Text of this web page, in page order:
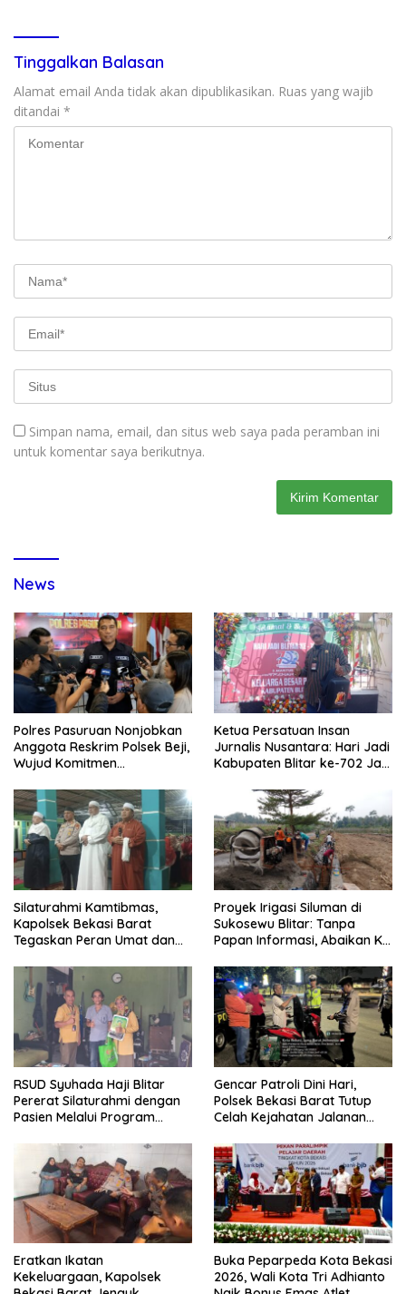
Tinggalkan Balasan
Alamat email Anda tidak akan dipublikasikan. Ruas yang wajib
ditandai *
Simpan nama, email, dan situs web saya pada peramban ini
untuk komentar saya berikutnya.
News
Polres Pasuruan Nonjobkan
Anggota Reskrim Polsek Beji,
Wujud Komitmen
Dugaan Penganiayaan
Ketua Persatuan Insan
Jurnalis Nusantara: Hari Jadi
Kabupaten Blitar ke-702 Jadi
Pembangunan
Silaturahmi Kamtibmas,
Kapolsek Bekasi Barat
Tegaskan Peran Umat dan
Kondusivitas Wilayah
Proyek Irigasi Siluman di
Sukosewu Blitar: Tanpa
Papan Informasi, Abaikan K3,
Tanggung Jawab
RSUD Syuhada Haji Blitar
Pererat Silaturahmi dengan
Pasien Melalui Program
Gencar Patroli Dini Hari,
Polsek Bekasi Barat Tutup
Celah Kejahatan Jalanan
Eratkan Ikatan
Kekeluargaan, Kapolsek
Buka Peparpeda Kota Bekasi
2026, Wali Kota Tri Adhianto